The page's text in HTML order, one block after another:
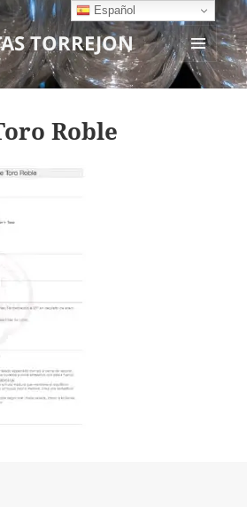
TORREJON
MENÚ
Y
Roble
Español